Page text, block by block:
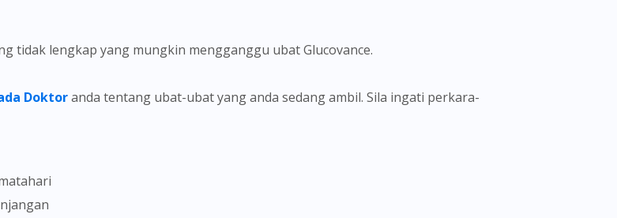
tidak lengkap yang mungkin mengganggu ubat Glucovance.
Doktoranda tentang ubat-ubat yang anda sedang ambil. Sila ingati perkara-